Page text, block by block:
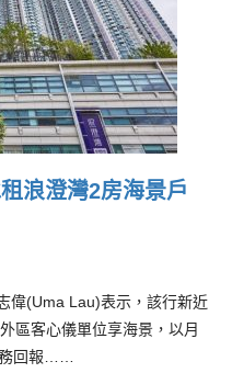
浪澄灣2房海景戶
偉(Uma Lau)表示，該行新近
區客心儀單位享海景，以月
回報……